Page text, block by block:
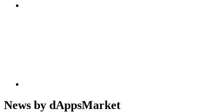
News by dAppsMarket